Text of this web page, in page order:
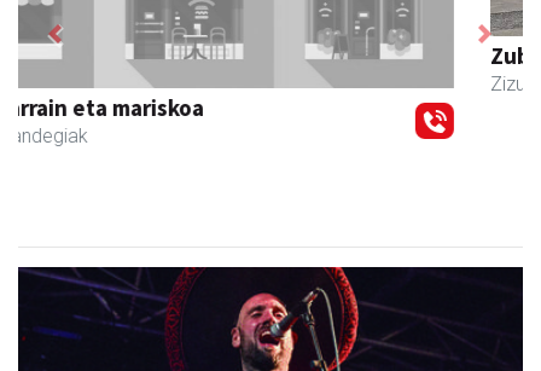
Zubimusu Ikastola
Zizurkil - Hezkuntza
Next